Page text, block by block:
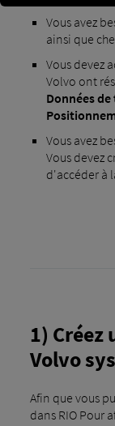
Vous avez
ainsi que
Vous devez
Volvo ont
Données
Vous avez
Vous devez
d'accéder à
1) Créez
Volvo
Afin que vous
dans RIO Pour